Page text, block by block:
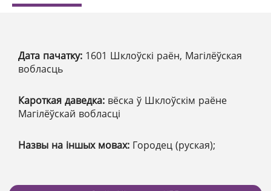
Дата пачатку: 1601 Шклоўскі раён, Магілёўская
вобласць
Кароткая даведка: вёска ў Шклоўскім раёне
Магілёўскай вобласці
Назвы на іншых мовах: Городец (руская);